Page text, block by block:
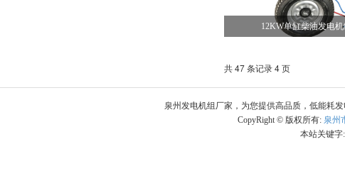
12KW单缸柴油发电机
共 47 条记录 4 页
泉州发电机组厂家，为您提供高品质，低能耗
CopyRight © 版权所有: 泉州
本站关键字: